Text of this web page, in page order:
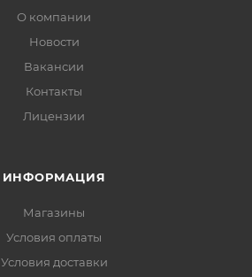
О компании
Новости
Вакансии
Контакты
Лицензии
ИНФОРМАЦИЯ
Магазины
Условия оплаты
Условия доставки